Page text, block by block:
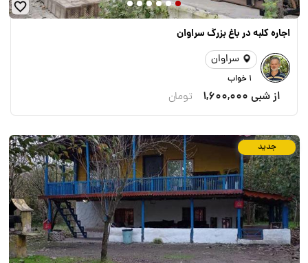
اجاره کلبه در باغ بزرگ سراوان
سراوان
1 خواب
از شبی 1,600,000 تومان
جدید